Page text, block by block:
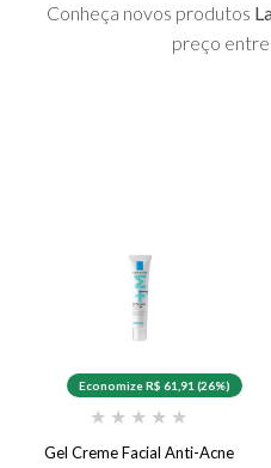
Conheça novos produtos
preço entre
Economize R$ 61,91 (26%)
★ ★ ★ ★ ★
Gel Creme Facial Anti-Acne